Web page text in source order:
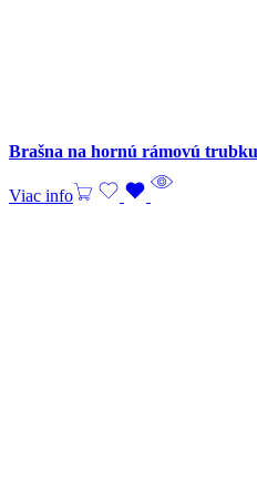
Brašna na hornú rámovú
Viac info